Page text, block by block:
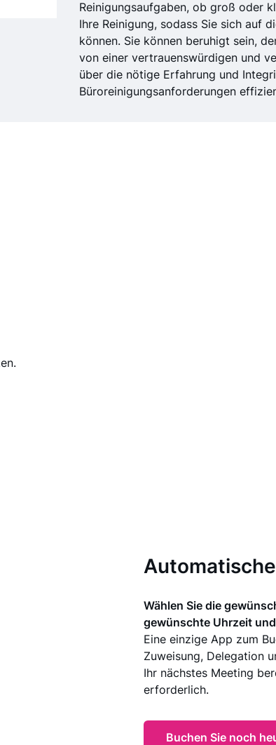
Reinigungsaufgaben, ob groß oder
Ihre Reinigung, sodass Sie sich auf
können. Sie können beruhigt sein,
von einer vertrauenswürdigen und
über die nötige Erfahrung und
Büroreinigungsanforderungen
Wählen Sie die
gewünschte Uhrzeit
Eine einzige App zum
Zuweisung, Delegation
Ihr nächstes Meeting
erforderlich.
Buchen Sie noch